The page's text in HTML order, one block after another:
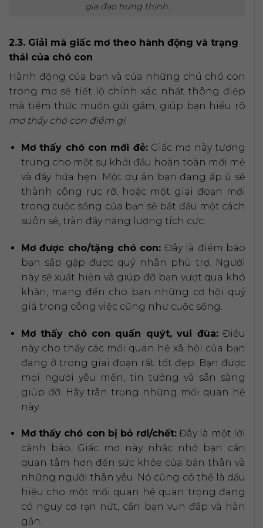
gia đạo hưng thịnh.
2.3. Giải mã giấc mơ theo hành động và trạng
thái của chó con
Hành động của bạn và của những chú chó con
trong mơ sẽ tiết lộ chính xác nhất thông điệp
mà tiềm thức muốn gửi gắm, giúp bạn hiểu rõ
mơ thấy chó con điềm gì.
Mơ thấy chó con mới đẻ:Giấc mơ này tượng
trưng cho một sự khởi đầu hoàn toàn mới mẻ
và đầy hứa hẹn. Một dự án bạn đang ấp ủ sẽ
thành công rực rỡ, hoặc một giai đoạn mới
trong cuộc sống của bạn sẽ bắt đầu một cách
suôn sẻ, tràn đầy năng lượng tích cực.
Mơ được cho/tặng chó con: Đây là điềm báo
bạn sắp gặp được quý nhân phù trợ. Người
này sẽ xuất hiện và giúp đỡ bạn vượt qua khó
khăn, mang đến cho bạn những cơ hội quý
giá trong công việc cũng như cuộc sống.
Mơ thấy chó con quấn quýt, vui đùa:Điều
này cho thấy các mối quan hệ xã hội của bạn
đang ở trong giai đoạn rất tốt đẹp. Bạn được
mọi người yêu mến, tin tưởng và sẵn sàng
giúp đỡ. Hãy trân trọng những mối quan hệ
này.
Mơ thấy chó con bị bỏ rơi/chết:Đây là một lời
cảnh báo. Giấc mơ này nhắc nhở bạn cần
quan tâm hơn đến sức khỏe của bản thân và
những người thân yêu. Nó cũng có thể là dấu
hiệu cho một mối quan hệ quan trọng đang
có nguy cơ rạn nứt, cần bạn vun đắp và hàn
gắn.